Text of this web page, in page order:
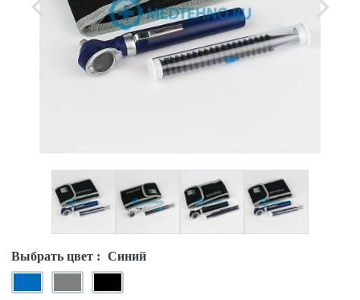
Выбрать цвет : Синий